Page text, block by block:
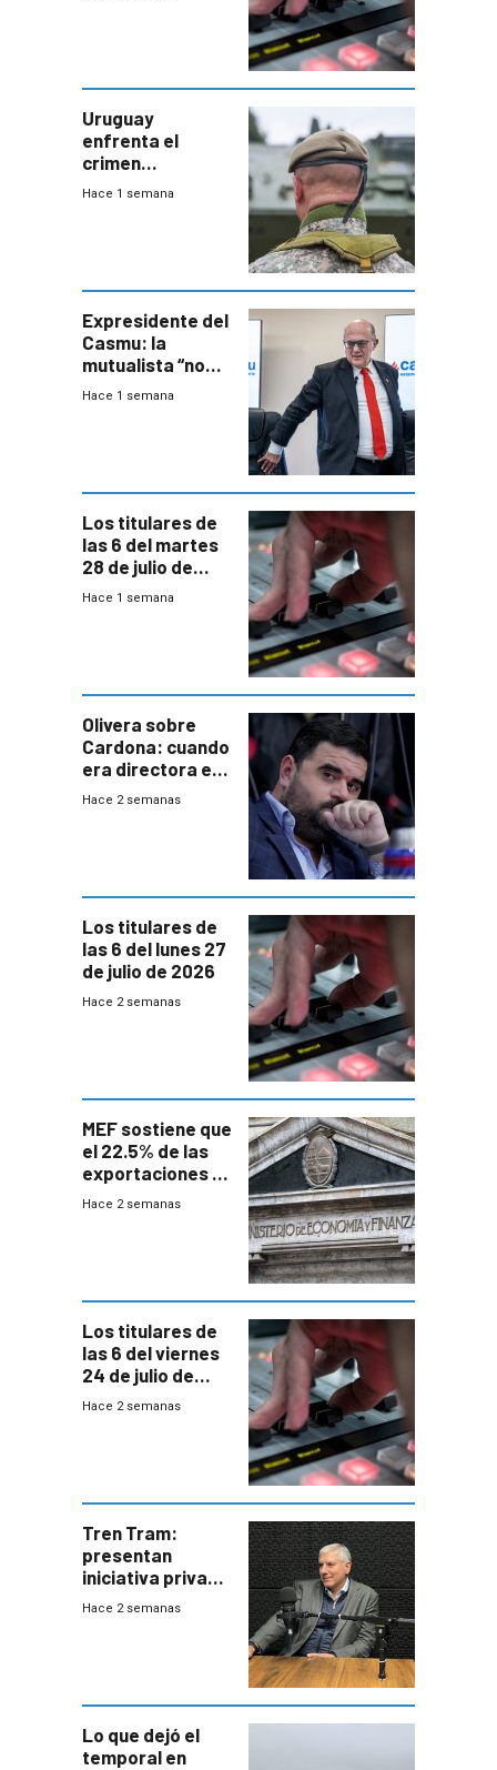
Uruguay
enfrenta el
crimen
organizado con
seguridad
Hace 1 semana
Expresidente del
Casmu: la
mutualista “no
está para pagar”
Hace 1 semana
Los titulares de
las 6 del martes
28 de julio de
2026
Hace 1 semana
Olivera sobre
Cardona: cuando
era directora en
UTE “no era muy
Hace 2 semanas
Los titulares de
las 6 del lunes 27
de julio de 2026
Hace 2 semanas
MEF sostiene que
el 22.5% de las
exportaciones a
EE.UU se verán
Hace 2 semanas
Los titulares de
las 6 del viernes
24 de julio de
2026
Hace 2 semanas
Tren Tram:
presentan
iniciativa privada
para una red de
Hace 2 semanas
Lo que dejó el
temporal en